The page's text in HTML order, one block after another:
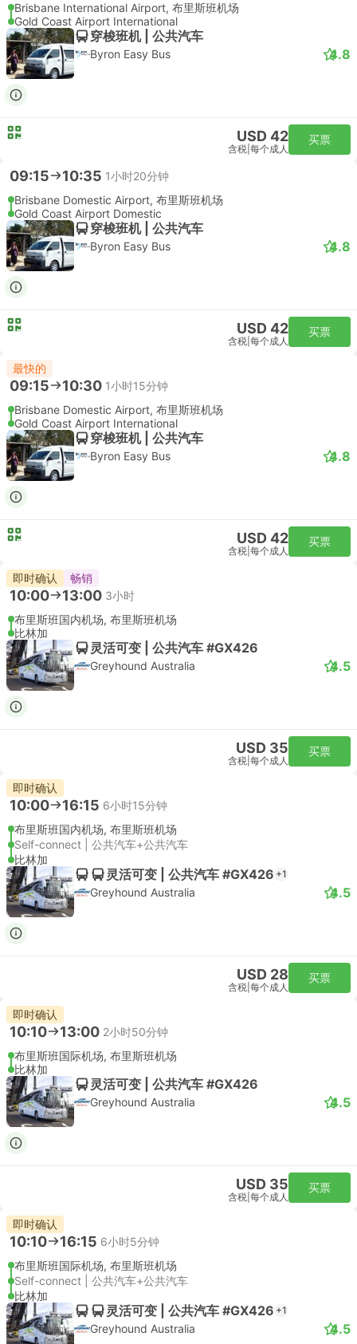
Brisbane International Airport, 布里斯班机场
Gold Coast Airport International
穿梭班机 | 公共汽车
Byron Easy Bus 4.8
USD 42
含税 每个成人
买票
09:15 10:35 1小时20分钟
Brisbane Domestic Airport, 布里斯班机场
Gold Coast Airport Domestic
穿梭班机 | 公共汽车
Byron Easy Bus 4.8
USD 42
含税 每个成人
买票
最快的
09:15 10:30 1小时15分钟
Brisbane Domestic Airport, 布里斯班机场
Gold Coast Airport International
穿梭班机 | 公共汽车
Byron Easy Bus 4.8
USD 42
含税 每个成人
买票
即时确认 畅销
10:00 13:00 3小时
布里斯班国内机场, 布里斯班机场
比林加
灵活可变 | 公共汽车 #GX426
Greyhound Australia 4.5
USD 35
含税 每个成人
买票
即时确认
10:00 16:15 6小时15分钟
布里斯班国内机场, 布里斯班机场
Self-connect | 公共汽车+公共汽车
比林加
灵活可变 | 公共汽车 #GX426 +1
Greyhound Australia 4.5
USD 28
含税 每个成人
买票
即时确认
10:10 13:00 2小时50分钟
布里斯班国际机场, 布里斯班机场
比林加
灵活可变 | 公共汽车 #GX426
Greyhound Australia 4.5
USD 35
含税 每个成人
买票
即时确认
10:10 16:15 6小时5分钟
布里斯班国际机场, 布里斯班机场
Self-connect | 公共汽车+公共汽车
比林加
灵活可变 | 公共汽车 #GX426 +1
Greyhound Australia 4.5